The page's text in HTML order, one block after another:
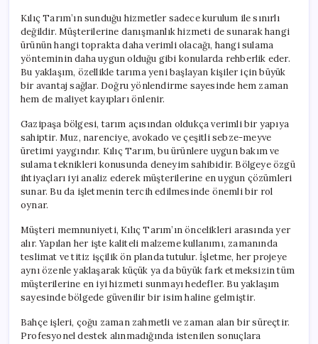
Kılıç Tarım’ın sunduğu hizmetler sadece kurulum ile sınırlı
değildir. Müşterilerine danışmanlık hizmeti de sunarak hangi
ürünün hangi toprakta daha verimli olacağı, hangi sulama
yönteminin daha uygun olduğu gibi konularda rehberlik eder.
Bu yaklaşım, özellikle tarıma yeni başlayan kişiler için büyük
bir avantaj sağlar. Doğru yönlendirme sayesinde hem zaman
hem de maliyet kayıpları önlenir.
Gazipaşa bölgesi, tarım açısından oldukça verimli bir yapıya
sahiptir. Muz, narenciye, avokado ve çeşitli sebze-meyve
üretimi yaygındır. Kılıç Tarım, bu ürünlere uygun bakım ve
sulama teknikleri konusunda deneyim sahibidir. Bölgeye özgü
ihtiyaçları iyi analiz ederek müşterilerine en uygun çözümleri
sunar. Bu da işletmenin tercih edilmesinde önemli bir rol
oynar.
Müşteri memnuniyeti, Kılıç Tarım’ın öncelikleri arasında yer
alır. Yapılan her işte kaliteli malzeme kullanımı, zamanında
teslimat ve titiz işçilik ön planda tutulur. İşletme, her projeye
aynı özenle yaklaşarak küçük ya da büyük fark etmeksizin tüm
müşterilerine en iyi hizmeti sunmayı hedefler. Bu yaklaşım
sayesinde bölgede güvenilir bir isim haline gelmiştir.
Bahçe işleri, çoğu zaman zahmetli ve zaman alan bir süreçtir.
Profesyonel destek alınmadığında istenilen sonuçlara